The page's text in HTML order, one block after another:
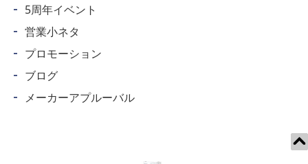
5周年イベント
営業小ネタ
プロモーション
ブログ
メーカーアプルーバル